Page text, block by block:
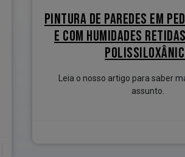
PINTURA DE PAREDES EM
E COM HUMIDADES
Leia o nosso artigo para saber
assunto.